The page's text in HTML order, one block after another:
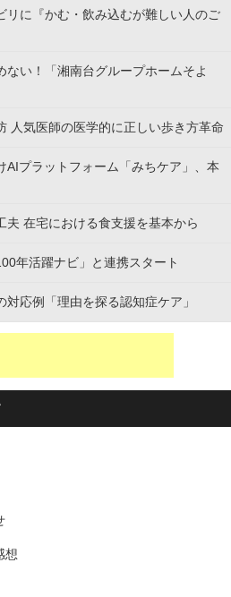
リに『かむ・飲み込むが難しい人のご
ない！「湘南台グループホームそよ
人気医師の医学的に正しい歩き方革命
AIプラットフォーム「みちケア」、本
夫 在宅における食支援を基本から
年活躍ナビ」と連携スタート
応例「理由を探る認知症ケア」
想